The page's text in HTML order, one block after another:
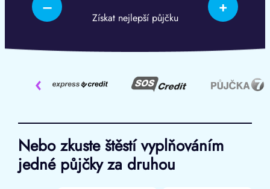
– +
Získat nejlepší půjčku
‹
Nebo zkuste štěstí vyplňováním
jedné půjčky za druhou